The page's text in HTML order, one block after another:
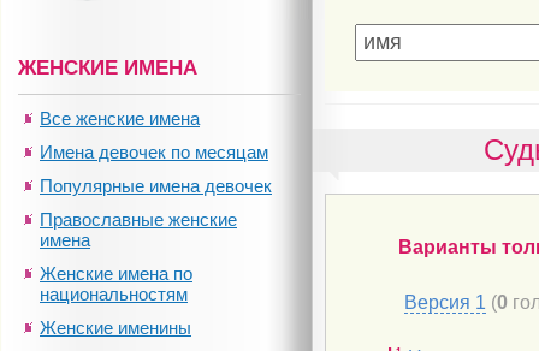
Варианты
Версия 1 (0
ЖЕНСКИЕ ИМЕНА
Все женские имена
Имена девочек по месяцам
Популярные имена девочек
Православные женские
имена
Женские имена по
национальностям
Женские именины